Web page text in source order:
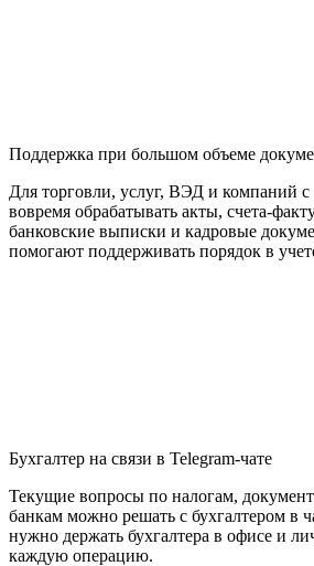
Поддержка при большом объеме
Для торговли, услуг, ВЭД и компаний
вовремя обрабатывать акты, счета-
банковские выписки и кадровые
помогают поддерживать порядок в
Бухгалтер на связи в Telegram-чате
Текущие вопросы по налогам,
банкам можно решать с бухгалтером в
нужно держать бухгалтера в офисе и
каждую операцию.